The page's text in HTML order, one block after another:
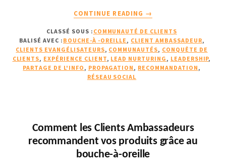
CONTINUE READING
CAPITALISER
SUR
LE
BOUCHE-
DE
NOUVEAUX
CLIENTS
?
→
CLASSÉ SOUS : COMMUNAUTÉ DE CLIENTS
BALISÉ AVEC : BOUCHE-À -OREILLE , CLIENT AMBASSADEUR,
CLIENTS EVANGÉLISATEURS, COMMUNAUTÉS, CONQUÊTE DE
CLIENTS, EXPÉRIENCE CLIENT, LEAD NURTURING , LEADERSHIP,
PARTAGE DE L'INFO , PROPAGATION , RECOMMANDATION ,
RÉSEAU SOCIAL
Comment les Clients Ambassadeurs
recommandent vos produits grâce au
bouche-à-oreille